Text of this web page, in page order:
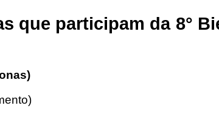
que participam da 8°